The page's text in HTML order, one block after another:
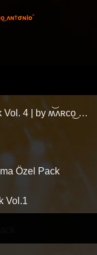
ʌɴϯσɴio
Clubberism Music Collection Pack Vol. 4 | by ʍ͝ʌʀco͜ ʌɴϯσɴio ҇
Özel Pack
Vol.1